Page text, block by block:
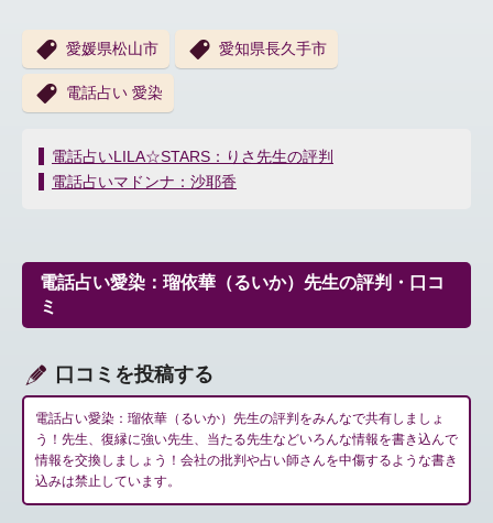
愛媛県松山市 愛知県長久手市
電話占い 愛染
投
稿
ー
シ
ョ
電話占いLILA☆STARS：りさ先生の評判
電話占いマドンナ：沙耶香
電話占い愛染：瑠依華（るいか）先生の評判・口コ
ミ
口コミを投稿する
電話占い愛染：瑠依華（るいか）先生の評判をみんなで共有しましょ
う！先生、復縁に強い先生、当たる先生などいろんな情報を書き込んで
情報を交換しましょう！会社の批判や占い師さんを中傷するような書き
込みは禁止しています。